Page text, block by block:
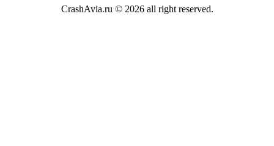
CrashAvia.ru © 2026 all right reserved.